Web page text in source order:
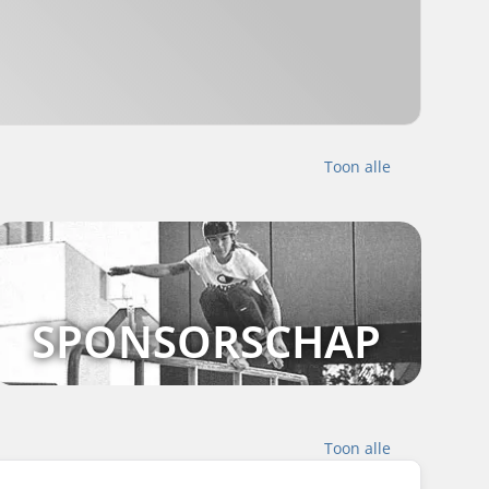
Toon alle
SPONSORSCHAP
Toon alle